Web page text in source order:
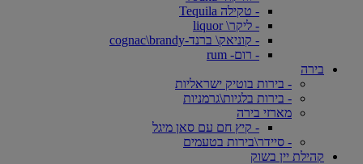
- טקילה Tequila
- ליקר\ liquor
- קוניאק\ ברנד-cognac\brandy
- רום- rum
בירה
- בירות בוטיק ישראליות
- בירות בלגיות\גרמניות
מארזי בירה
- קיץ חם עם סאן מיגל
- סיידר\בירות בטעמים
קהילת יין בשוק